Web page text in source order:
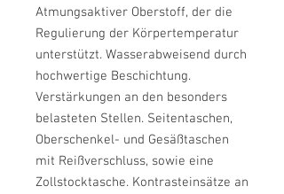
Atmungsaktiver Oberstoff, der die
Regulierung der Körpertemperatur
unterstützt. Wasserabweisend durch
hochwertige Beschichtung.
Verstärkungen an den besonders
belasteten Stellen. Seitentaschen,
Oberschenkel- und Gesäßtaschen
mit Reißverschluss, sowie eine
Zollstocktasche. Kontrasteinsätze an